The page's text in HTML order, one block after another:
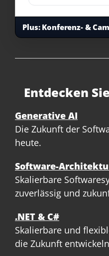
Plus:Konferenz- &
Entdecken
Generative AI
Die Zukunft der
heute.
Software-
Skalierbare
zuverlässig und
.NET & C#
Skalierbare und
die Zukunft